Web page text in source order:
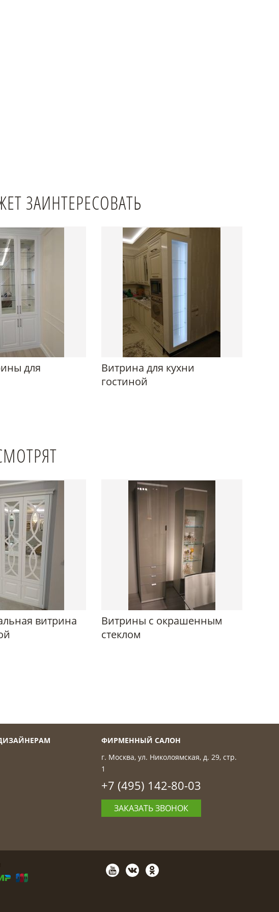
ЗАИНТЕРЕСОВАТЬ
для
Витрина для кухни
гостиной
витрина
Витрины с окрашенным
стеклом
ФИРМЕННЫЙ САЛОН
г. Москва, ул. Николоямская, д. 29, стр.
1
+7 (495) 142-80-03
ЗАКАЗАТЬ ЗВОНОК